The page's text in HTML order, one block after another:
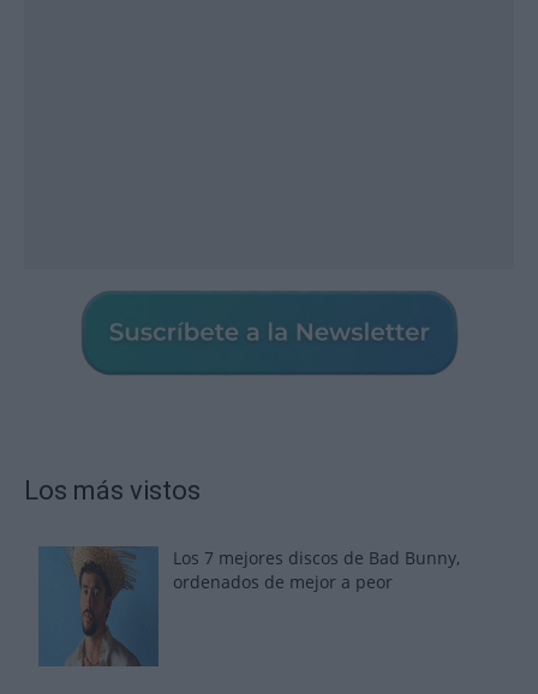
Los más vistos
Los 7 mejores discos de Bad Bunny,
ordenados de mejor a peor